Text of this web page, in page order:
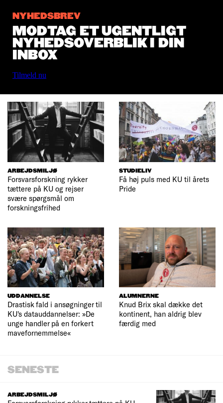
NYHEDSBREV
MODTAG ET UGENTLIGT
NYHEDSOVERBLIK I DIN
INBOX
Tilmeld nu
ARBEJDSMILJØ
Forsvarsforskning rykker
tættere på KU og rejser
svære spørgsmål om
forskningsfrihed
STUDIELIV
Få høj puls med KU til årets
Pride
UDDANNELSE
Drastisk fald i ansøgninger til
KU's datauddannelser: »De
unge handler på en forkert
mavefornemmelse«
ALUMNERNE
Knud Brix skal dække det
kontinent, han aldrig blev
færdig med
SENESTE
ARBEJDSMILJØ